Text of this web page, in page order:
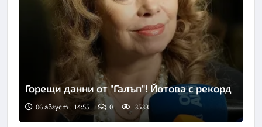
Снимка: БГНЕС
Горещи данни от "Галъп"! Йотова с рекорд
06 август | 14:55 0 3533